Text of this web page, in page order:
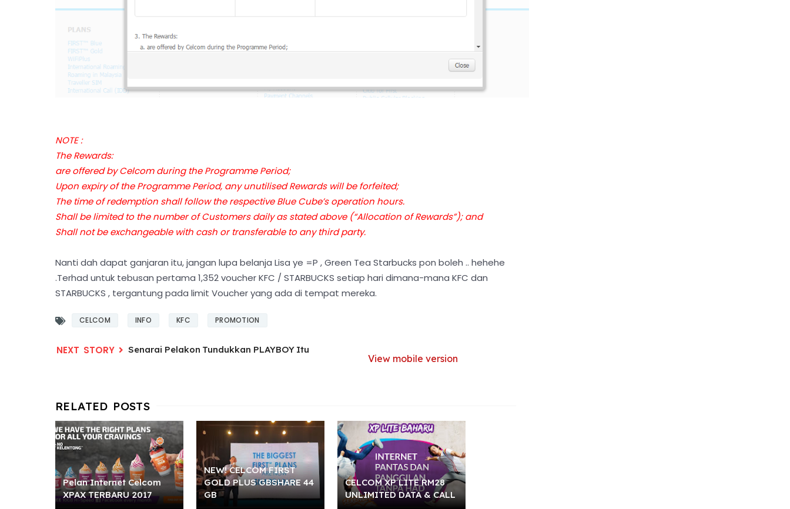
NOTE :
The Rewards:
are offered by Celcom during the Programme Period;
Upon expiry of the Programme Period, any unutilised Rewards will be forfeited;
The time of redemption shall follow the respective Blue Cube’s operation hours.
Shall be limited to the number of Customers daily as stated above (“Allocation of Rewards”); and
Shall not be exchangeable with cash or transferable to any third party.
Nanti dah dapat ganjaran itu, jangan lupa belanja Lisa ye =P , Green Tea Starbucks pon boleh .. hehehe
.Terhad untuk tebusan pertama 1,352 voucher KFC / STARBUCKS setiap hari dimana-mana KFC dan
STARBUCKS , tergantung pada limit Voucher yang ada di tempat mereka.
CELCOM INFO KFC PROMOTION
Senarai Pelakon Tundukkan PLAYBOY Itu
View mobile version
Pelan Internet Celcom
XPAX TERBARU 2017
NEW! CELCOM FIRST
GOLD PLUS GBSHARE 44
GB
CELCOM XP LITE RM28
UNLIMITED DATA & CALL